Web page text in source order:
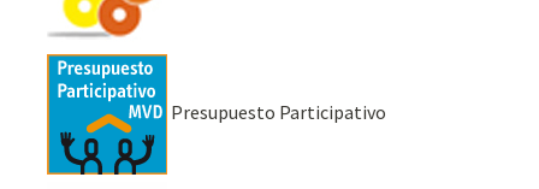
Presupuesto Participativo